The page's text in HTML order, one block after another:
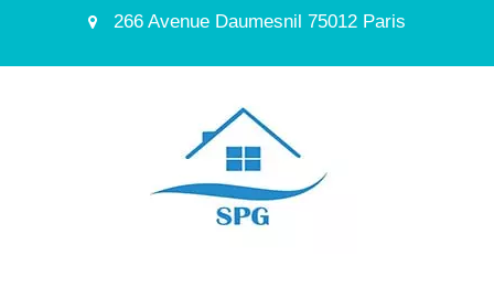
266 Avenue Daumesnil 75012 Paris